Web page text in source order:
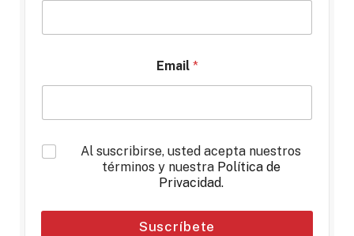
Email *
*
Al suscribirse, usted acepta nuestros
términos y nuestra Política de
Privacidad.
Suscríbete